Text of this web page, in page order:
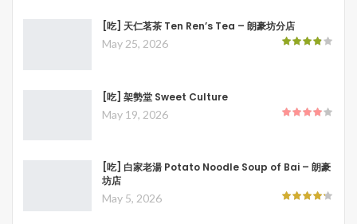
[吃] 天仁茗茶 Ten Ren’s Tea – 朗豪坊分店
May 25, 2026
[吃] 架勢堂 Sweet Culture
May 19, 2026
[吃] 白家老湯 Potato Noodle Soup of Bai – 朗豪
坊店
May 5, 2026